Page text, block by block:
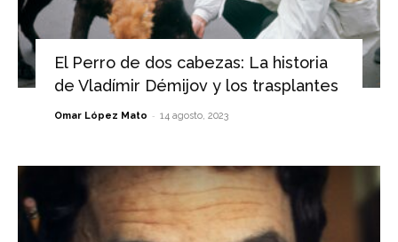
El Perro de dos cabezas: La historia
de Vladímir Démijov y los trasplantes
Omar López Mato - 14 agosto, 2023